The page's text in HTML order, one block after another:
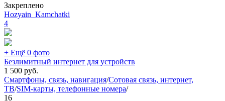
Закреплено
Hozyain_Kamchatki
4
+ Ещё 0 фото
Безлимитный интернет для устройств
1 500 руб.
Смартфоны, связь, навигация/Сотовая связь, интернет,
ТВ/SIM-карты, телефонные номера/
16